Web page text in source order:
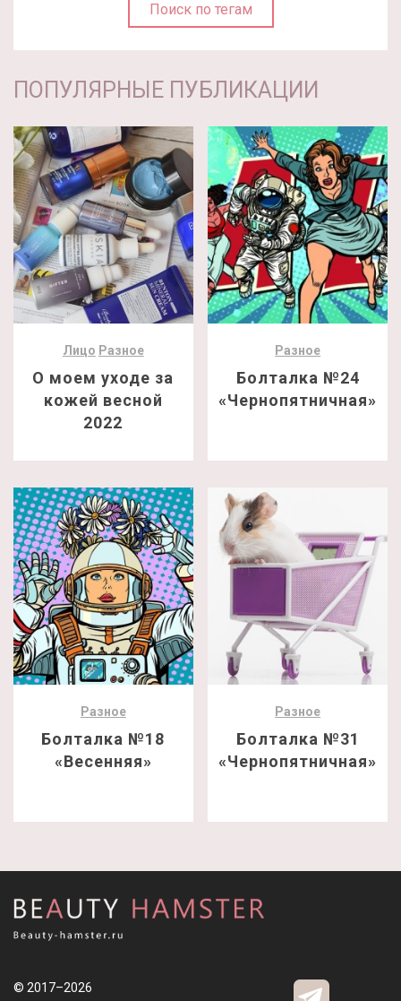
Поиск по тегам
ПОПУЛЯРНЫЕ ПУБЛИКАЦИИ
Лицо Разное
О моем уходе за
кожей весной
2022
Разное
Болталка №24
«Чернопятничная»
Разное
Болталка №18
«Весенняя»
Разное
Болталка №31
«Чернопятничная»
© 2017–2026